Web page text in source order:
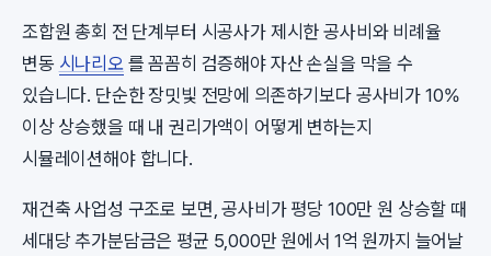
조합원 총회 전 단계부터 시공사가 제시한 공사비와 비례율
변동 시나리오를 꼼꼼히 검증해야 자산 손실을 막을 수
있습니다. 단순한 장밋빛 전망에 의존하기보다 공사비가 10%
이상 상승했을 때 내 권리가액이 어떻게 변하는지
시뮬레이션해야 합니다.
재건축 사업성 구조로 보면, 공사비가 평당 100만 원 상승할 때
세대당 추가분담금은 평균 5,000만 원에서 1억 원까지 늘어날